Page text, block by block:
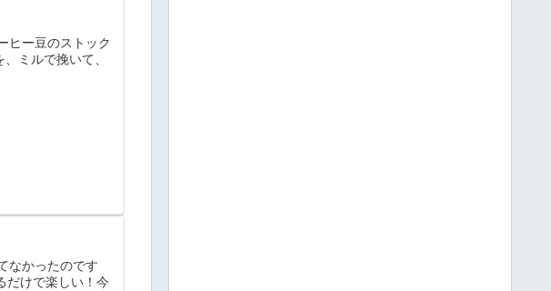
ヒー豆のストック
ミルで挽いて、
なかったのです
だけで楽しい！今